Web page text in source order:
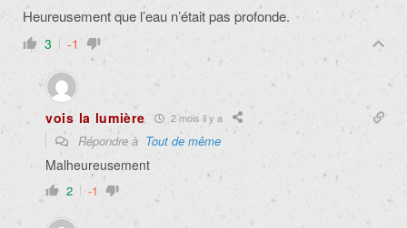
Heureusement que l’eau n’était pas profonde.
3 -1
vois la lumière 2 mois il y a
Répondre à Tout de même
Malheureusement
2 -1